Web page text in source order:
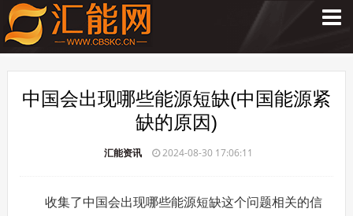
中国会出现哪些能源短缺(中国能源紧
缺的原因)
汇能资讯 2024-08-30 17:06:11
收集了中国会出现哪些能源短缺这个问题相关的信